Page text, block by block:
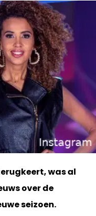
was al
over de
seizoen.